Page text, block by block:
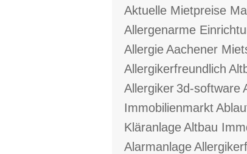
Aktuelle Mietpreise
Allergenarme
AllergieAachener
Allergikerfreundlich
Allergiker 3d-software
Immobilienmarkt
KläranlageAltbau
Alarmanlage